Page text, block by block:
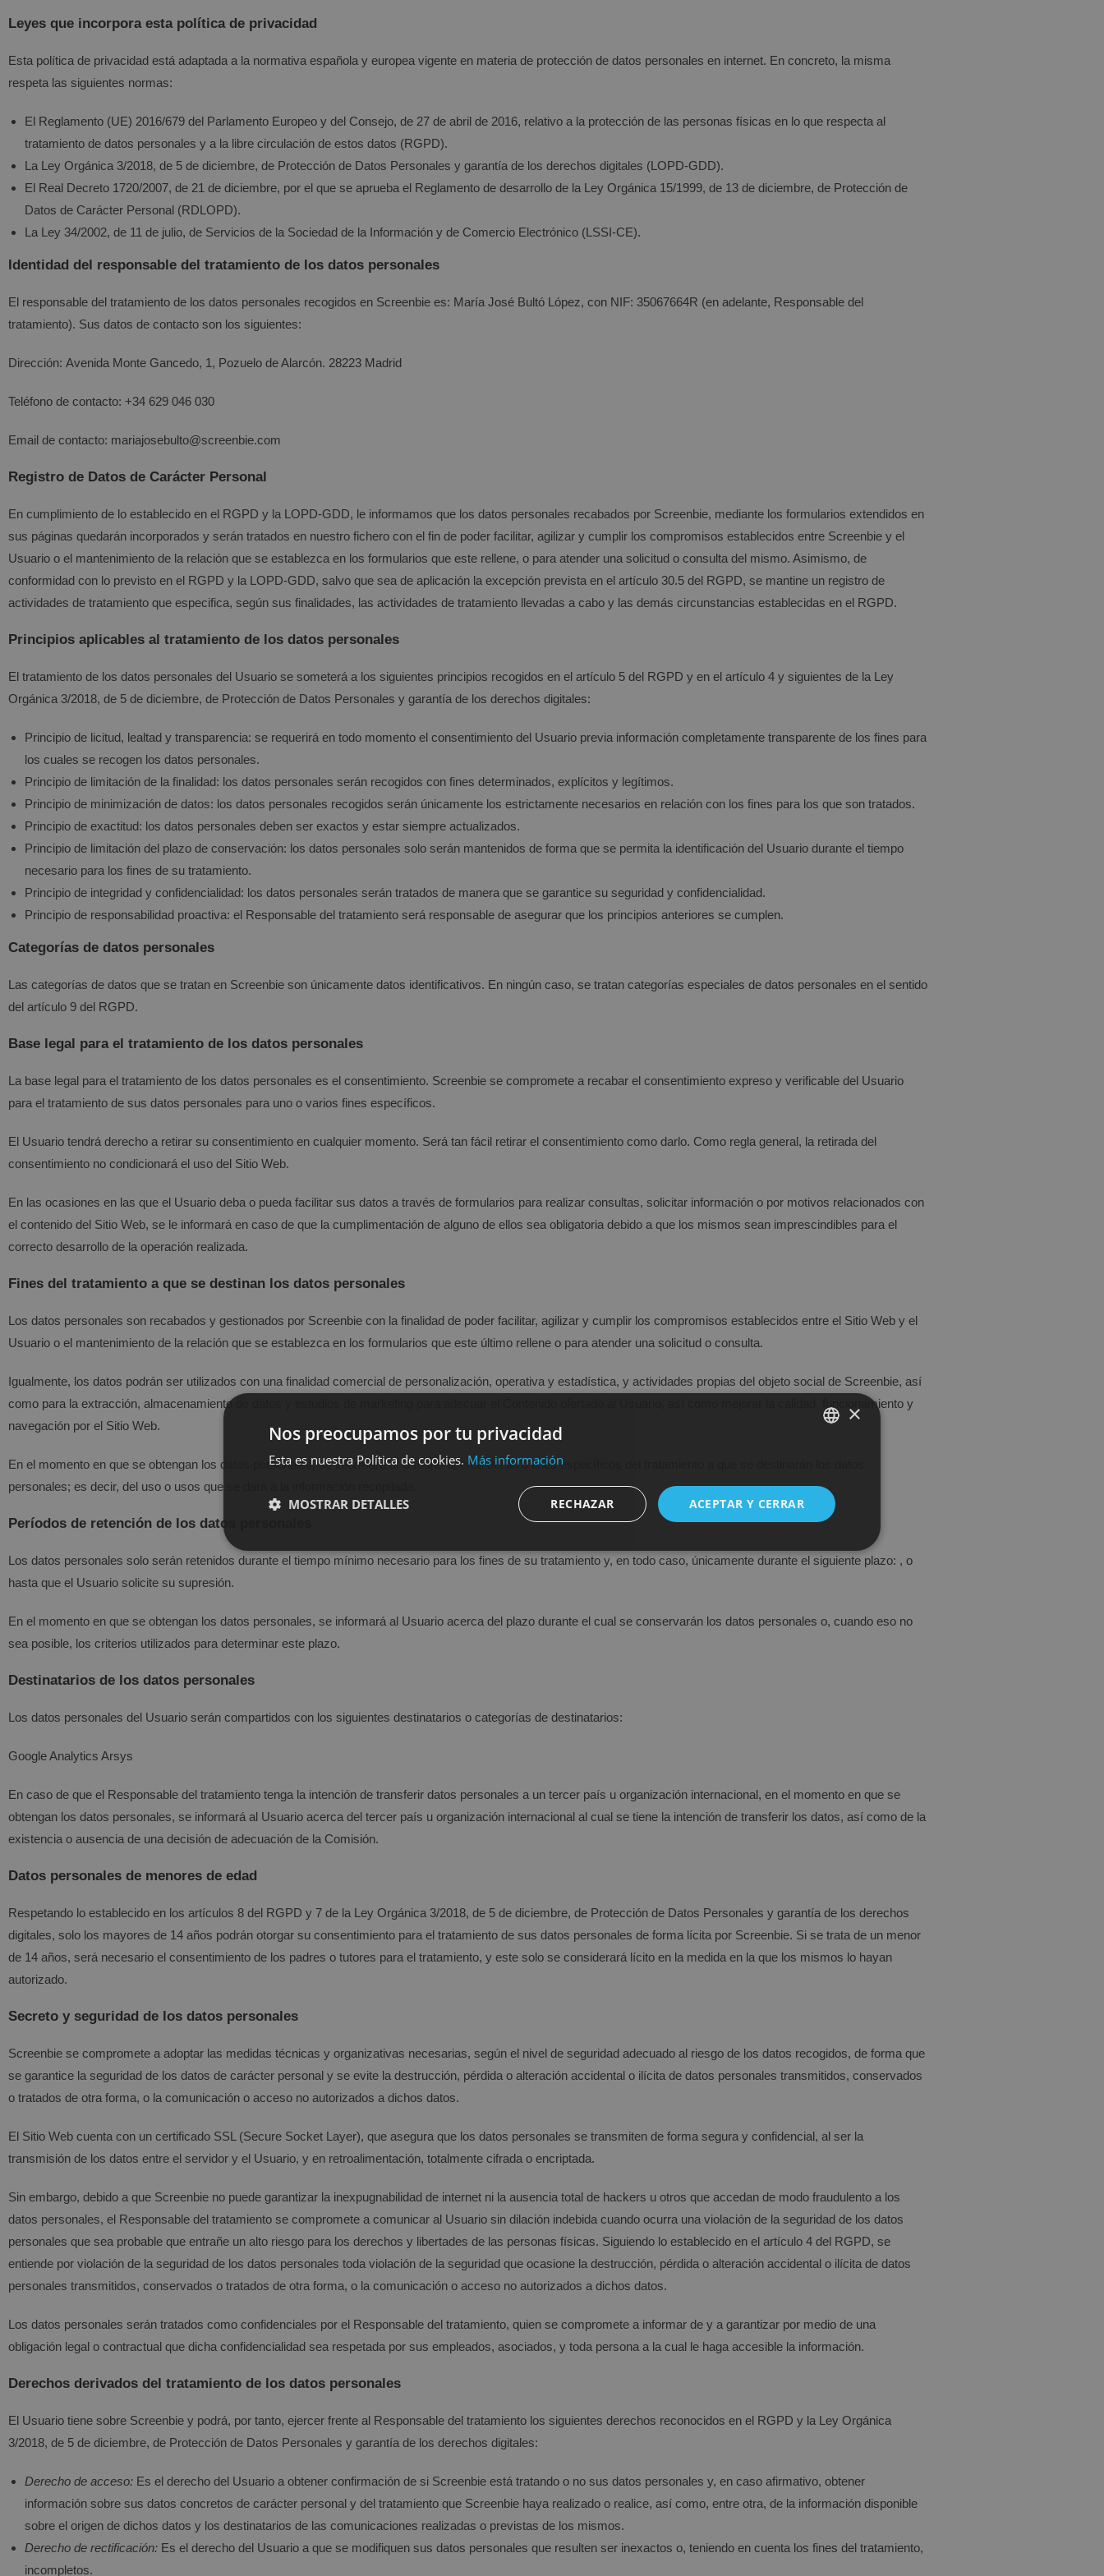
Leyes que incorpora esta política de privacidad
Esta política de privacidad está adaptada a la normativa española y europea vigente en materia de protección de datos personales en internet. En concreto, la misma
respeta las siguientes normas:
El Reglamento (UE) 2016/679 del Parlamento Europeo y del Consejo, de 27 de abril de 2016, relativo a la protección de las personas físicas en lo que respecta al
tratamiento de datos personales y a la libre circulación de estos datos (RGPD).
La Ley Orgánica 3/2018, de 5 de diciembre, de Protección de Datos Personales y garantía de los derechos digitales (LOPD-GDD).
El Real Decreto 1720/2007, de 21 de diciembre, por el que se aprueba el Reglamento de desarrollo de la Ley Orgánica 15/1999, de 13 de diciembre, de Protección de
Datos de Carácter Personal (RDLOPD).
La Ley 34/2002, de 11 de julio, de Servicios de la Sociedad de la Información y de Comercio Electrónico (LSSI-CE).
Identidad del responsable del tratamiento de los datos personales
El responsable del tratamiento de los datos personales recogidos en Screenbie es: María José Bultó López, con NIF: 35067664R (en adelante, Responsable del
tratamiento). Sus datos de contacto son los siguientes:
Dirección: Avenida Monte Gancedo, 1, Pozuelo de Alarcón. 28223 Madrid
Teléfono de contacto: +34 629 046 030
Email de contacto: mariajosebulto@screenbie.com
Registro de Datos de Carácter Personal
En cumplimiento de lo establecido en el RGPD y la LOPD-GDD, le informamos que los datos personales recabados por Screenbie, mediante los formularios extendidos en
sus páginas quedarán incorporados y serán tratados en nuestro fichero con el fin de poder facilitar, agilizar y cumplir los compromisos establecidos entre Screenbie y el
Usuario o el mantenimiento de la relación que se establezca en los formularios que este rellene, o para atender una solicitud o consulta del mismo. Asimismo, de
conformidad con lo previsto en el RGPD y la LOPD-GDD, salvo que sea de aplicación la excepción prevista en el artículo 30.5 del RGPD, se mantine un registro de
actividades de tratamiento que especifica, según sus finalidades, las actividades de tratamiento llevadas a cabo y las demás circunstancias establecidas en el RGPD.
Principios aplicables al tratamiento de los datos personales
El tratamiento de los datos personales del Usuario se someterá a los siguientes principios recogidos en el artículo 5 del RGPD y en el artículo 4 y siguientes de la Ley
Orgánica 3/2018, de 5 de diciembre, de Protección de Datos Personales y garantía de los derechos digitales:
Principio de licitud, lealtad y transparencia: se requerirá en todo momento el consentimiento del Usuario previa información completamente transparente de los fines para
los cuales se recogen los datos personales.
Principio de limitación de la finalidad: los datos personales serán recogidos con fines determinados, explícitos y legítimos.
Principio de minimización de datos: los datos personales recogidos serán únicamente los estrictamente necesarios en relación con los fines para los que son tratados.
Principio de exactitud: los datos personales deben ser exactos y estar siempre actualizados.
Principio de limitación del plazo de conservación: los datos personales solo serán mantenidos de forma que se permita la identificación del Usuario durante el tiempo
necesario para los fines de su tratamiento.
Principio de integridad y confidencialidad: los datos personales serán tratados de manera que se garantice su seguridad y confidencialidad.
Principio de responsabilidad proactiva: el Responsable del tratamiento será responsable de asegurar que los principios anteriores se cumplen.
Categorías de datos personales
Las categorías de datos que se tratan en Screenbie son únicamente datos identificativos. En ningún caso, se tratan categorías especiales de datos personales en el sentido
del artículo 9 del RGPD.
Base legal para el tratamiento de los datos personales
La base legal para el tratamiento de los datos personales es el consentimiento. Screenbie se compromete a recabar el consentimiento expreso y verificable del Usuario
para el tratamiento de sus datos personales para uno o varios fines específicos.
El Usuario tendrá derecho a retirar su consentimiento en cualquier momento. Será tan fácil retirar el consentimiento como darlo. Como regla general, la retirada del
consentimiento no condicionará el uso del Sitio Web.
En las ocasiones en las que el Usuario deba o pueda facilitar sus datos a través de formularios para realizar consultas, solicitar información o por motivos relacionados con
el contenido del Sitio Web, se le informará en caso de que la cumplimentación de alguno de ellos sea obligatoria debido a que los mismos sean imprescindibles para el
correcto desarrollo de la operación realizada.
Fines del tratamiento a que se destinan los datos personales
Los datos personales son recabados y gestionados por Screenbie con la finalidad de poder facilitar, agilizar y cumplir los compromisos establecidos entre el Sitio Web y el
Usuario o el mantenimiento de la relación que se establezca en los formularios que este último rellene o para atender una solicitud o consulta.
Igualmente, los datos podrán ser utilizados con una finalidad comercial de personalización, operativa y estadística, y actividades propias del objeto social de Screenbie, así
como para la extracción, almacenamiento de datos y estudios de marketing para adecuar el Contenido ofertado al Usuario, así como mejorar la calidad, funcionamiento y
navegación por el Sitio Web.
En el momento en que se obtengan los datos personales, se informará al Usuario acerca del fin o fines específicos del tratamiento a que se destinarán los datos
personales; es decir, del uso o usos que se dará a la información recopilada.
Períodos de retención de los datos personales
Los datos personales solo serán retenidos durante el tiempo mínimo necesario para los fines de su tratamiento y, en todo caso, únicamente durante el siguiente plazo: , o
hasta que el Usuario solicite su supresión.
En el momento en que se obtengan los datos personales, se informará al Usuario acerca del plazo durante el cual se conservarán los datos personales o, cuando eso no
sea posible, los criterios utilizados para determinar este plazo.
Destinatarios de los datos personales
Los datos personales del Usuario serán compartidos con los siguientes destinatarios o categorías de destinatarios:
Google Analytics Arsys
En caso de que el Responsable del tratamiento tenga la intención de transferir datos personales a un tercer país u organización internacional, en el momento en que se
obtengan los datos personales, se informará al Usuario acerca del tercer país u organización internacional al cual se tiene la intención de transferir los datos, así como de la
existencia o ausencia de una decisión de adecuación de la Comisión.
Datos personales de menores de edad
Respetando lo establecido en los artículos 8 del RGPD y 7 de la Ley Orgánica 3/2018, de 5 de diciembre, de Protección de Datos Personales y garantía de los derechos
digitales, solo los mayores de 14 años podrán otorgar su consentimiento para el tratamiento de sus datos personales de forma lícita por Screenbie. Si se trata de un menor
de 14 años, será necesario el consentimiento de los padres o tutores para el tratamiento, y este solo se considerará lícito en la medida en la que los mismos lo hayan
autorizado.
Secreto y seguridad de los datos personales
Screenbie se compromete a adoptar las medidas técnicas y organizativas necesarias, según el nivel de seguridad adecuado al riesgo de los datos recogidos, de forma que
se garantice la seguridad de los datos de carácter personal y se evite la destrucción, pérdida o alteración accidental o ilícita de datos personales transmitidos, conservados
o tratados de otra forma, o la comunicación o acceso no autorizados a dichos datos.
El Sitio Web cuenta con un certificado SSL (Secure Socket Layer), que asegura que los datos personales se transmiten de forma segura y confidencial, al ser la
transmisión de los datos entre el servidor y el Usuario, y en retroalimentación, totalmente cifrada o encriptada.
Sin embargo, debido a que Screenbie no puede garantizar la inexpugnabilidad de internet ni la ausencia total de hackers u otros que accedan de modo fraudulento a los
datos personales, el Responsable del tratamiento se compromete a comunicar al Usuario sin dilación indebida cuando ocurra una violación de la seguridad de los datos
personales que sea probable que entrañe un alto riesgo para los derechos y libertades de las personas físicas. Siguiendo lo establecido en el artículo 4 del RGPD, se
entiende por violación de la seguridad de los datos personales toda violación de la seguridad que ocasione la destrucción, pérdida o alteración accidental o ilícita de datos
personales transmitidos, conservados o tratados de otra forma, o la comunicación o acceso no autorizados a dichos datos.
Los datos personales serán tratados como confidenciales por el Responsable del tratamiento, quien se compromete a informar de y a garantizar por medio de una
obligación legal o contractual que dicha confidencialidad sea respetada por sus empleados, asociados, y toda persona a la cual le haga accesible la información.
Derechos derivados del tratamiento de los datos personales
El Usuario tiene sobre Screenbie y podrá, por tanto, ejercer frente al Responsable del tratamiento los siguientes derechos reconocidos en el RGPD y la Ley Orgánica
3/2018, de 5 de diciembre, de Protección de Datos Personales y garantía de los derechos digitales:
Derecho de acceso: Es el derecho del Usuario a obtener confirmación de si Screenbie está tratando o no sus datos personales y, en caso afirmativo, obtener
información sobre sus datos concretos de carácter personal y del tratamiento que Screenbie haya realizado o realice, así como, entre otra, de la información disponible
sobre el origen de dichos datos y los destinatarios de las comunicaciones realizadas o previstas de los mismos.
Derecho de rectificación: Es el derecho del Usuario a que se modifiquen sus datos personales que resulten ser inexactos o, teniendo en cuenta los fines del tratamiento,
incompletos.
ENGLISH
×
Nos preocupamos por tu privacidad
Esta es nuestra Política de cookies. Más información
ACEPTAR Y CERRAR
RECHAZAR
MOSTRAR DETALLES